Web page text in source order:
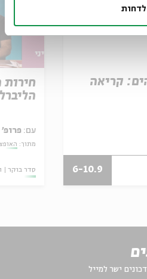
לדחות
קריאה
6-10.9
עם: פרופ'
מתוך:
סדר בוקר
ישר למייל